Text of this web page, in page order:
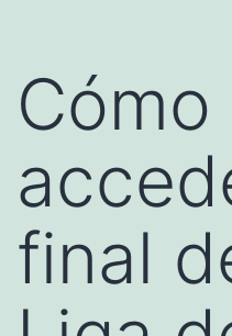
Cómo
final